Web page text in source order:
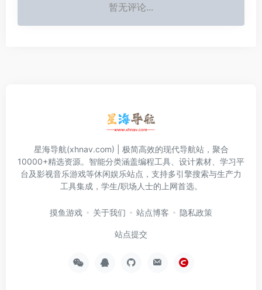
暂无评论...
星海导航(xhnav.com) | 极简高效的现代导航站，聚合
10000+精选资源。智能分类涵盖编程工具、设计素材、学习平
台及影视音乐游戏等休闲娱乐站点，支持多引擎搜索与生产力
工具集成，学生/职场人士的上网首选。
摸鱼游戏 关于我们 站点博客 隐私政策
站点提交